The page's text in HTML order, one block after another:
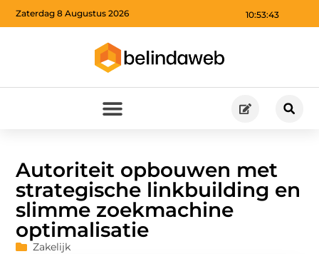
10:53:44
Zaterdag 8 Augustus 2026
Autoriteit opbouwen met
strategische linkbuilding en
slimme zoekmachine
optimalisatie
Zakelijk